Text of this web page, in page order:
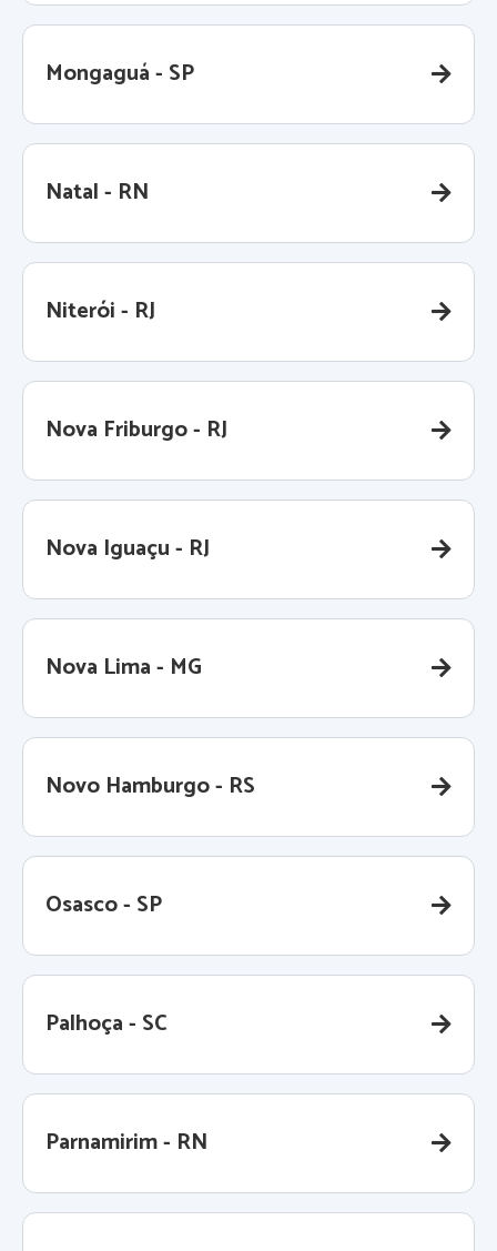
Mongaguá - SP
Natal - RN
Niterói - RJ
Nova Friburgo - RJ
Nova Iguaçu - RJ
Nova Lima - MG
Novo Hamburgo - RS
Osasco - SP
Palhoça - SC
Parnamirim - RN